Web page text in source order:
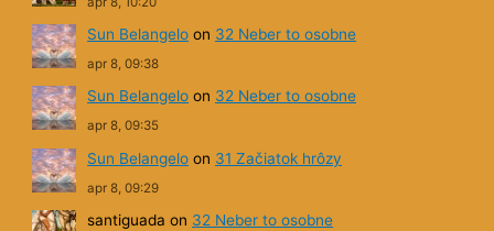
Sun Belangelo on 32 Neber to osobne
apr 8, 09:38
Sun Belangelo on 32 Neber to osobne
apr 8, 09:35
Sun Belangelo on 31 Začiatok hrôzy
apr 8, 09:29
santiguada on 32 Neber to osobne